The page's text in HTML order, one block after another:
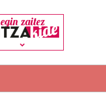
egin zaitez